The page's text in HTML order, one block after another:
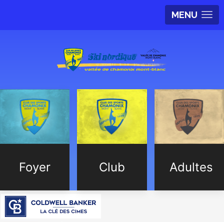
MENU
Foyer Club Adultes